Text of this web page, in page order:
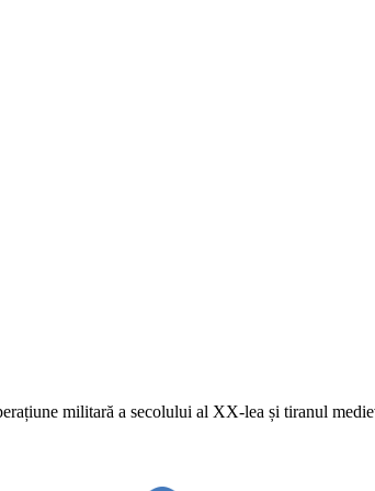
militară a secolului al XX-lea și tiranul